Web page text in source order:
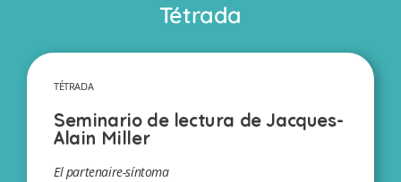
Tétrada
TÉTRADA
Seminario de lectura de Jacques-
Alain Miller
El partenaire-síntoma